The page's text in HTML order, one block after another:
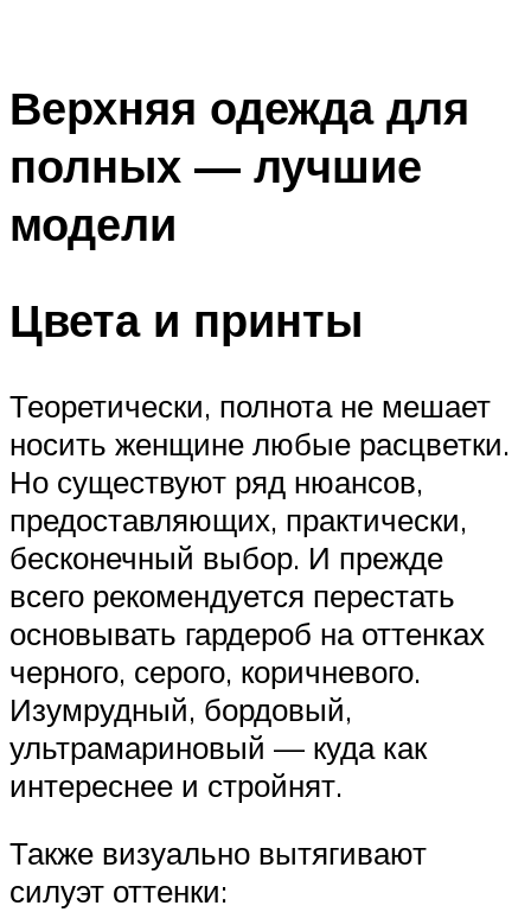
Верхняя одежда для
полных — лучшие
модели
Цвета и принты
Теоретически, полнота не мешает
носить женщине любые расцветки.
Но существуют ряд нюансов,
предоставляющих, практически,
бесконечный выбор. И прежде
всего рекомендуется перестать
основывать гардероб на оттенках
черного, серого, коричневого.
Изумрудный, бордовый,
ультрамариновый — куда как
интереснее и стройнят.
Также визуально вытягивают
силуэт оттенки: